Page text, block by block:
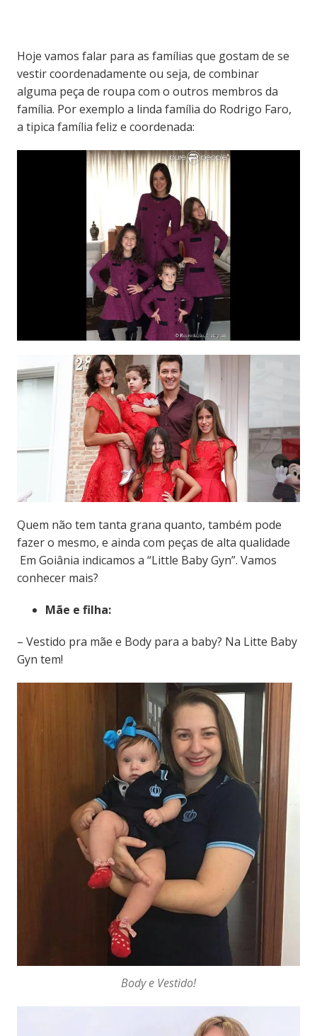
Hoje vamos falar para as famílias que gostam de se
vestir coordenadamente ou seja, de combinar
alguma peça de roupa com o outros membros da
família. Por exemplo a linda família do Rodrigo Faro,
a tipica família feliz e coordenada:
Quem não tem tanta grana quanto, também pode
fazer o mesmo, e ainda com peças de alta qualidade
Em Goiânia indicamos a “Little Baby Gyn”. Vamos
conhecer mais?
Mãe e filha:
– Vestido pra mãe e Body para a baby? Na Litte Baby
Gyn tem!
Body e Vestido!